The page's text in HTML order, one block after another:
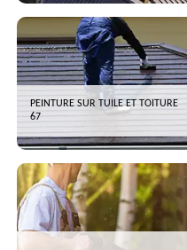
PEINTURE SUR TUILE ET TOITURE
67